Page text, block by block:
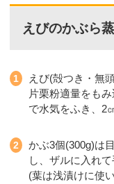
えびのかぶら
えび(殻つき・無
片栗粉適量をも
で水気をふき、2
かぶ3個(300g)は
し、ザルに入れ
(葉は浅漬けに使